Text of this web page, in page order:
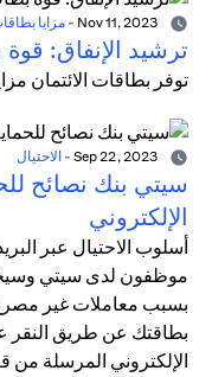
- مزايا
ترشيد الإنفاق: قوة
توفر بطاقات الائتمان
- الاحتيال
سيتي بنك نصائح
الإلكتروني
أسلوب الاحتيال عبر
موظفون لدى سيتي
بسبب معاملات غير
بطاقتك عن طريق النقر
الإلكتروني المرسلة